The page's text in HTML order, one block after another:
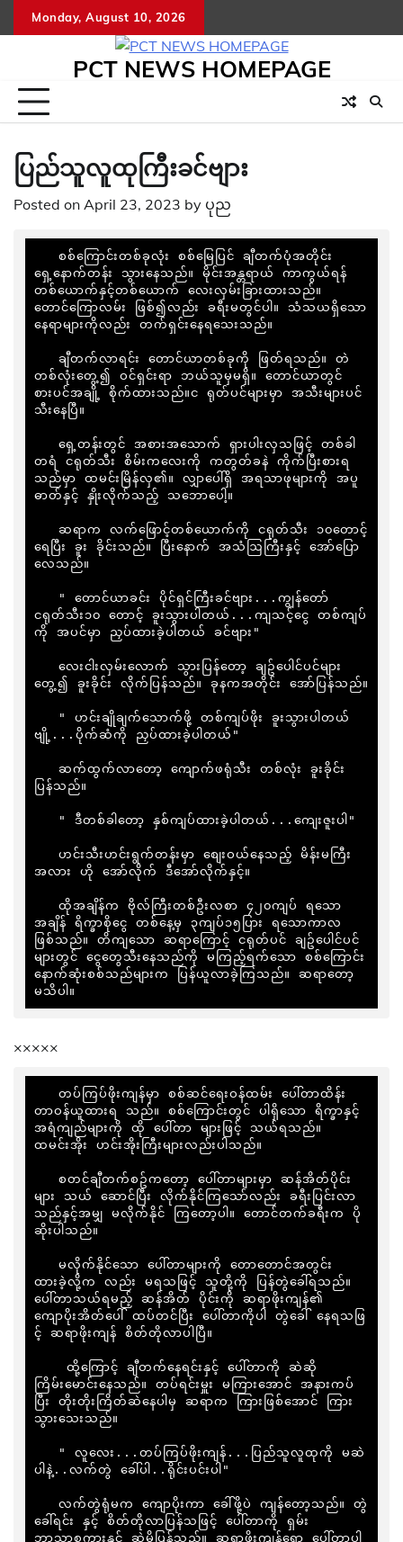
to
Monday, August 10, 2026
PCT NEWS HOMEPAGE
ပြည်သူလူထုကြီးခင်ဗျား
Posted on April 23, 2023 by ပုည
ရှေ့နောက်တန်း သွားနေသည်။ မိုင်းအန္တရာယ် ကာကွယ်ရန်
တစ်ယောက်နှင့်တစ်ယောက် လေးလှမ်းခြားထားသည်။
တောင်ကြောလမ်း ဖြစ်၍လည်း ခရီးမတွင်ပါ။ သံသယရှိသော
နေရာများကိုလည်း တက်ရှင်းနေရသေးသည်။
တစ်လုံးတွေ့၍ ဝင်ရှင်းရာ ဘယ်သူမှမရှိ။ တောင်ယာတွင်
စားပင်အချို့ စိုက်ထားသည်။င ရုတ်ပင်များမှာ အသီးများပင်
သီးနေပြီ။
တရံ ငရုတ်သီး စိမ်းကလေးကို ကတွတ်ခနဲ ကိုက်ပြီးစားရ
သည်မှာ ထမင်းမြိန်လှ၏။ လျှာပေါ်ရှိ အရသာဖုများကို အပူ
ဓာတ်နှင့် နှိုးလိုက်သည့် သဘောပေါ့။
ရေပြီး ခူး ခိုင်းသည်။ ပြီးနောက် အသံ​ဩကြီးနှင့် အော်ပြော
လေသည်။
ငရုတ်သီး၁၀ တောင့် ခူးသွားပါတယ်...ကျသင့်ငွေ တစ်ကျပ်
ကို အပင်မှာ ညှပ်ထားခဲ့ပါတယ် ခင်ဗျား"
တွေ့၍ ခူးခိုင်း လိုက်ပြန်သည်။ ခုနကအတိုင်း အော်ပြန်သည်။
ဗျို့...ပိုက်ဆံကို ညှပ်ထားခဲ့ပါတယ်"
ပြန်သည်။
အလား ဟို အော်လိုက် ဒီအော်လိုက်နှင့်။
အချိန် ရိက္ခာစိုငွေ တစ်နေ့မှ ၃ကျပ်၁၅ပြား ရသောကာလ
ဖြစ်သည်။ တိကျသော ဆရာကြောင့် ငရုတ်ပင် ချဥ်ပေါင်ပင်
များတွင် ငွေတွေသီးနေသည်ကို မကြည့်ရက်သော စစ်ကြောင်း
နောက်ဆုံးစစ်သည်များက ပြန်ယူလာခဲ့ကြသည်။ ဆရာတော့
မသိပါ။
×××××
တာဝန်ယူထားရ သည်။ စစ်ကြောင်းတွင် ပါရှိသော ရိက္ခာနှင့်
အရံကျည်များကို ထို ပေါ်တာ များဖြင့် သယ်ရသည်။
ထမင်းအိုး ဟင်းအိုးကြီးများလည်းပါသည်။
များ သယ် ဆောင်ပြီး လိုက်နိုင်ကြသော်လည်း ခရီးပြင်းလာ
သည်နှင့်အမျှ မလိုက်နိုင် ကြတော့ပါ။ တောင်တက်ခရီးက ပို
ဆိုးပါသည်။
ထားခဲ့လို့က လည်း မရသဖြင့် သူတို့ကို ပြန်တွဲခေါ်ရသည်။
ပေါ်တာသယ်ရမည့် ဆန်အိတ် ပိုင်းကို ဆရာဖိုးကျန်၏
ကျောပိုးအိတ်ပေါ် ထပ်တင်ပြီး ပေါ်တာကိုပါ တွဲခေါ် နေရသဖြ
င့် ဆရာဖိုးကျန် စိတ်တိုလာပါပြီ။
ကြိမ်းမောင်းနေသည်။ တပ်ရင်းမှူး မကြားအောင် အနားကပ်
ပြီး တိုးတိုးကြိတ်ဆဲနေပါမှ ဆရာက ကြားဖြစ်အောင် ကြား
သွားသေးသည်။
ပါနဲ့..လက်တွဲ ခေါ်ပါ..ရိုင်းပင်းပါ"
ခေါ်ရင်း နှင့် စိတ်တိုလာပြန်သဖြင့် ပေါ်တာကို ရှမ်း
ဘာသာစကားနှင့် ဆဲမိပြန်သည်။ ဆရာဖိုးကျန်ရော ပေါ်တာပါ